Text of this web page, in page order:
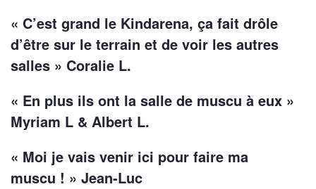
« C’est grand le Kindarena, ça fait drôle
d’être sur le terrain et de voir les autres
salles » Coralie L.
« En plus ils ont la salle de muscu à eux »
Myriam L & Albert L.
« Moi je vais venir ici pour faire ma
muscu ! » Jean-Luc